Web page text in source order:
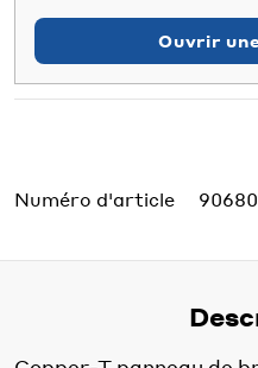
Ouvrir
Numéro d'article